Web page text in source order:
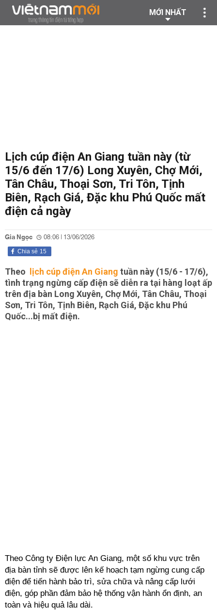
MỚI NHẤT
Lịch cúp điện An Giang tuần này (từ
15/6 đến 17/6) Long Xuyên, Chợ Mới,
Tân Châu, Thoại Sơn, Tri Tôn, Tịnh
Biên, Rạch Giá, Đặc khu Phú Quốc mất
điện cả ngày
Gia Ngọc 08:06 | 13/06/2026
15
Chia sẻ
Theo lịch cúp điện An Giang tuần này (15/6 - 17/6),
tình trạng ngừng cấp điện sẽ diễn ra tại hàng loạt ấp
trên địa bàn Long Xuyên, Chợ Mới, Tân Châu, Thoại
Sơn, Tri Tôn, Tịnh Biên, Rạch Giá, Đặc khu Phú
Quốc...bị mất điện.
Theo Công ty Điện lực An Giang, một số khu vực trên
địa bàn tỉnh sẽ được lên kế hoạch tạm ngừng cung cấp
điện để tiến hành bảo trì, sửa chữa và nâng cấp lưới
điện, góp phần đảm bảo hệ thống vận hành ổn định, an
toàn và hiệu quả lâu dài.